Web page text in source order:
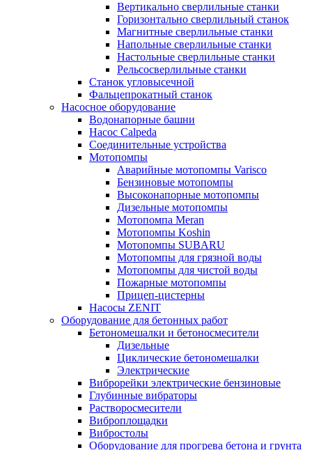
Вертикально сверлильные станки
Горизонтально сверлильный станок
Магнитные сверлильные станки
Напольные сверлильные станки
Настольные сверлильные станки
Рельсосверлильные станки
Станок угловысечной
Фальцепрокатный станок
Насосное оборудование
Водонапорные башни
Насос Calpeda
Соединительные устройства
Мотопомпы
Аварийные мотопомпы Varisco
Бензиновые мотопомпы
Высоконапорные мотопомпы
Дизельные мотопомпы
Мотопомпа Meran
Мотопомпы Koshin
Мотопомпы SUBARU
Мотопомпы для грязной воды
Мотопомпы для чистой воды
Пожарные мотопомпы
Прицеп-цистерны
Насосы ZENIT
Оборудование для бетонных работ
Бетономешалки и бетоносмесители
Дизельные
Циклические бетономешалки
Электрические
Виброрейки электрические бензиновые
Глубинные вибраторы
Растворосмесители
Виброплощадки
Вибростолы
Оборудование для прогрева бетона и грунта